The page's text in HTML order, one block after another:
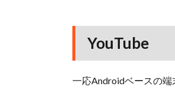
YouTube
一応Androidベースの端